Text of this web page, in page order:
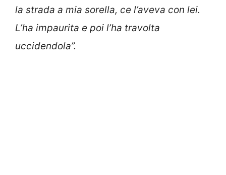
la strada a mia sorella, ce l’aveva con lei.
L’ha impaurita e poi l’ha travolta
uccidendola”.